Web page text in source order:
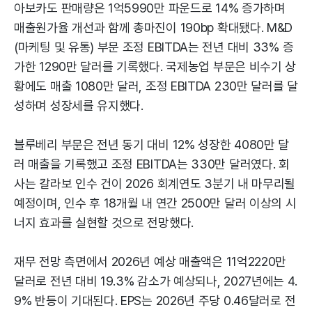
아보카도 판매량은 1억5990만 파운드로 14% 증가하며
매출원가율 개선과 함께 총마진이 190bp 확대됐다. M&D
(마케팅 및 유통) 부문 조정 EBITDA는 전년 대비 33% 증
가한 1290만 달러를 기록했다. 국제농업 부문은 비수기 상
황에도 매출 1080만 달러, 조정 EBITDA 230만 달러를 달
성하며 성장세를 유지했다.
블루베리 부문은 전년 동기 대비 12% 성장한 4080만 달
러 매출을 기록했고 조정 EBITDA는 330만 달러였다. 회
사는 칼라보 인수 건이 2026 회계연도 3분기 내 마무리될
예정이며, 인수 후 18개월 내 연간 2500만 달러 이상의 시
너지 효과를 실현할 것으로 전망했다.
재무 전망 측면에서 2026년 예상 매출액은 11억2220만
달러로 전년 대비 19.3% 감소가 예상되나, 2027년에는 4.
9% 반등이 기대된다. EPS는 2026년 주당 0.46달러로 전